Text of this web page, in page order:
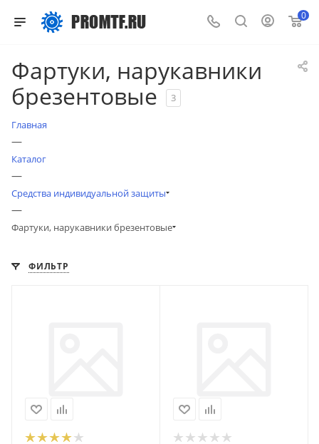
0
Фартуки, нарукавники
брезентовые
3
Главная
—
Каталог
—
Средства индивидуальной защиты
—
Фартуки, нарукавники брезентовые
ФИЛЬТР